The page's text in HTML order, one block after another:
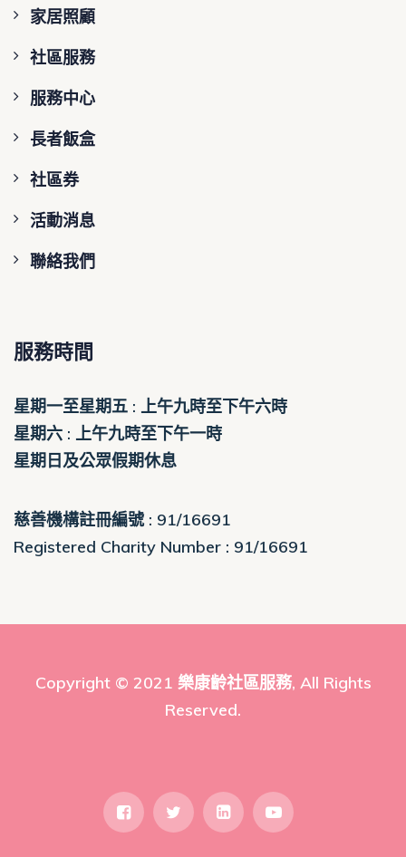
家居照顧
社區服務
服務中心
長者飯盒
社區券
活動消息
聯絡我們
服務時間
星期一至星期五 : 上午九時至下午六時
星期六 : 上午九時至下午一時
星期日及公眾假期休息
慈善機構註冊編號 : 91/16691
Registered Charity Number : 91/16691
Copyright © 2021 樂康齡社區服務, All Rights
Reserved.